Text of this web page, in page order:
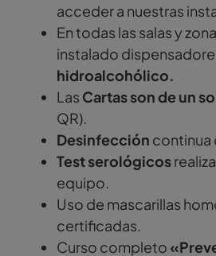
acceder a nuestras
En todas las salas y
instalado
hidroalcohólico.
Las Cartas son de un
QR).
Desinfección continua
Test serológicos
equipo.
Uso de mascarillas
certificadas.
Curso completo